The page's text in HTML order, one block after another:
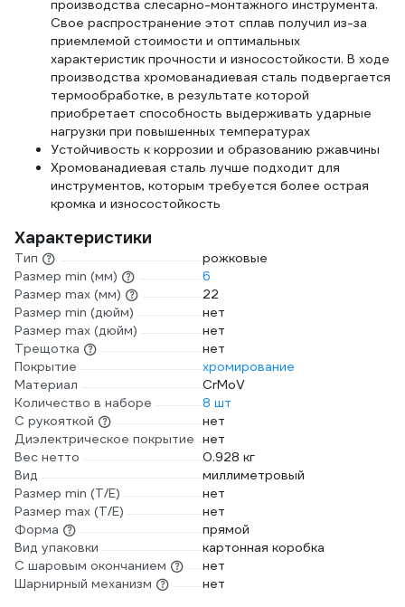
производства слесарно-монтажного инструмента.
Свое распространение этот сплав получил из-за
приемлемой стоимости и оптимальных
характеристик прочности и износостойкости. В ходе
производства хромованадиевая сталь подвергается
термообработке, в результате которой
приобретает способность выдерживать ударные
нагрузки при повышенных температурах
Устойчивость к коррозии и образованию ржавчины
Хромованадиевая сталь лучше подходит для
инструментов, которым требуется более острая
кромка и износостойкость
Характеристики
Тип
рожковые
Размер min (мм)
6
Размер max (мм)
22
Размер min (дюйм)
нет
Размер max (дюйм)
нет
Трещотка
нет
Покрытие
хромирование
Материал
CrMoV
Количество в наборе
8 шт
С рукояткой
нет
Диэлектрическое покрытие нет
Вес нетто
0.928 кг
Вид
миллиметровый
Размер min (Т/E)
нет
Размер max (T/E)
нет
Форма
прямой
Вид упаковки
картонная коробка
С шаровым окончанием
нет
Шарнирный механизм
нет